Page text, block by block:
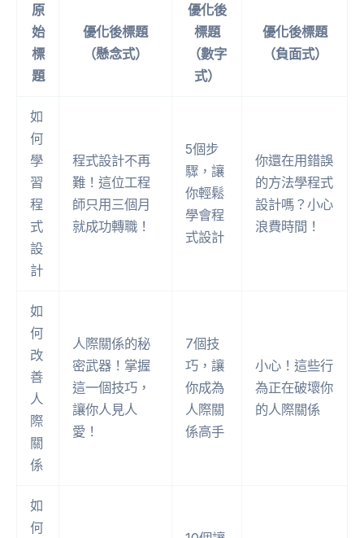
原
始
標
題
優化後標題
（懸念式）
優化後
標題
（數字
式）
優化後標題
（負面式）
如
何
學
習
程
式
設
計
程式設計不再
難！這位工程
師只用三個月
就成功轉職！
5個步
驟，讓
你輕鬆
學會程
式設計
你還在用錯誤
的方法學程式
設計嗎？小心
浪費時間！
如
何
改
善
人
際
關
係
人際關係的秘
密武器！掌握
這一個技巧，
讓你人見人
愛！
7個技
巧，讓
你成為
人際關
係高手
小心！這些行
為正在破壞你
的人際關係
如
何